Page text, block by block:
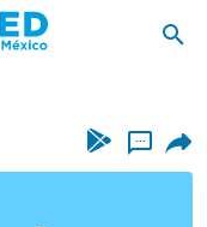
...